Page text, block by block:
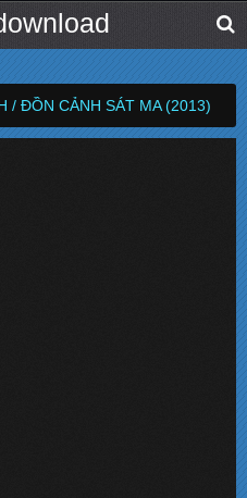
/ ĐỒN CẢNH SÁT MA (2013)